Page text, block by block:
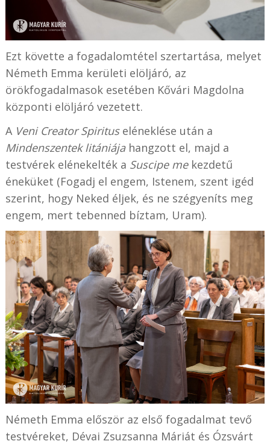
Ezt követte a fogadalomtétel szertartása, melyet
Németh Emma kerületi elöljáró, az
örökfogadalmasok esetében Kővári Magdolna
központi elöljáró vezetett.
A Veni Creator Spirituseléneklése után a
Mindenszentek litániájahangzott el, majd a
testvérek elénekelték a Suscipe mekezdetű
éneküket (Fogadj el engem, Istenem, szent igéd
szerint, hogy Neked éljek, és ne szégyeníts meg
engem, mert tebenned bíztam, Uram).
Németh Emma először az első fogadalmat tevő
testvéreket, Dévai Zsuzsanna Máriát és Ózsvárt